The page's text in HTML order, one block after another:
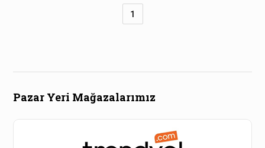
1
Pazar Yeri Mağazalarımız